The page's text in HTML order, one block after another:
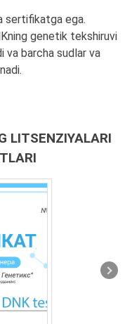
sertifikatga ega.
genetik tekshiruvi
va barcha sudlar va
LITSENZIYALARI